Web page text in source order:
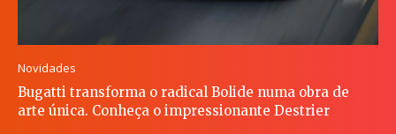
Novidades
Bugatti transforma o radical Bolide numa obra de
arte única. Conheça o impressionante Destrier